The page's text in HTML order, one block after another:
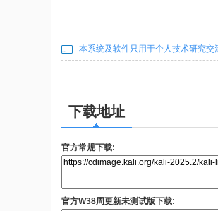
本系统及软件只用于个人技术研究
下载地址
官方常规下载:
官方W38周更新未测试版下载: